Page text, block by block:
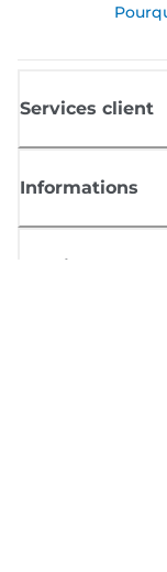
Services client
Informations
Boutique